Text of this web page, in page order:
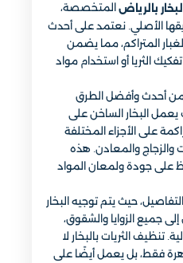
بالرياض المتخصصة،
الأصلي. نعتمد على أحدث
المتراكم، مما يضمن
الثريا أو استخدام مواد
من أحدث وأفضل الطرق
يعمل البخار الساخن على
على الأجزاء المختلفة
والزجاج والمعادن. هذه
على جودة ولمعان المواد
حيث يتم توجيه البخار
جميع الزوايا والشقوق،
تنظيف الثريات بالبخار لا
فقط، بل يعمل أيضًا على